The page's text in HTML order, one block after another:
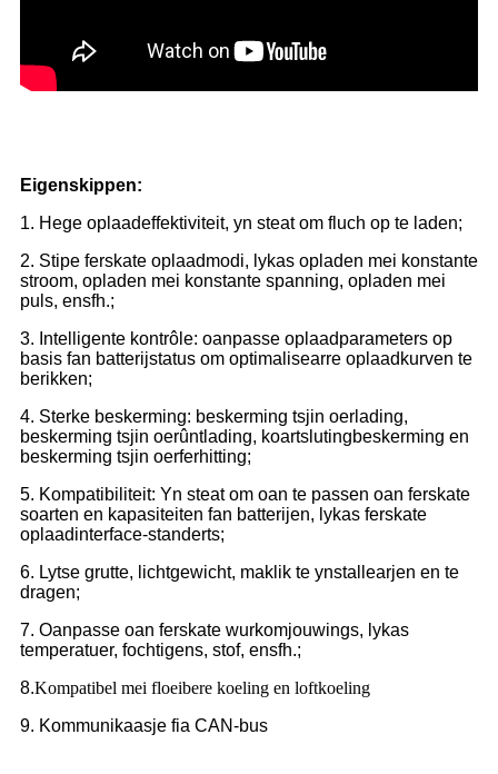
Eigenskippen:
1. Hege oplaadeffektiviteit, yn steat om fluch op te laden;
2. Stipe ferskate oplaadmodi, lykas opladen mei konstante
stroom, opladen mei konstante spanning, opladen mei
puls, ensfh.;
3. Intelligente kontrôle: oanpasse oplaadparameters op
basis fan batterijstatus om optimalisearre oplaadkurven te
berikken;
4. Sterke beskerming: beskerming tsjin oerlading,
beskerming tsjin oerûntlading, koartslutingbeskerming en
beskerming tsjin oerferhitting;
5. Kompatibiliteit: Yn steat om oan te passen oan ferskate
soarten en kapasiteiten fan batterijen, lykas ferskate
oplaadinterface-standerts;
6. Lytse grutte, lichtgewicht, maklik te ynstallearjen en te
dragen;
7. Oanpasse oan ferskate wurkomjouwings, lykas
temperatuer, fochtigens, stof, ensfh.;
8.Kompatibel mei floeibere koeling en loftkoeling
9. Kommunikaasje fia CAN-bus